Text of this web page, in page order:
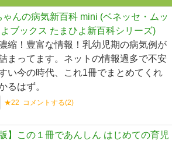
ゃんの病気新百科 mini (ベネッセ・ムッ
ブックス たまひよ新百科シリーズ)
縮！豊富な情報！乳幼児期の病気例が
まってます。ネットの情報過多で不安
い今の時代、これ1冊でまとめてくれ
るはず。
★22 コメントする(2)
】この１冊であんしん はじめての育児